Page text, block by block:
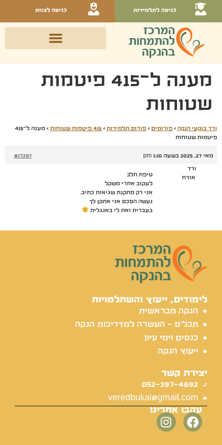
כניסה לתלמידות כניסה לצוות
מענה ל־415 פיטמות
שטוחות
ורד בוקעי הנקה › פורומים › פורום תלמידות › 415 פיטמות שטוחות ›
מענה ל־415
פיטמות שטוחות
מאי 27, 2025 בשעה 1:10 pm #17297
ורד
אורח
טיפת חלב
לעקוב אחרי משקל
אני רק מתקנת שגיאות כתיב.
נעשה הסכם אני אתקן לך
בעברית ואת לי באנגלית
לימודים, ייעוץ והשתלמויות
הנקה מבראשית
תכל'ס - העשרה למדריכות הנקה
כנסים וימי עיון
ייעוץ הנקה
יצירת קשר
052-397-4692
veredbukai@gmail.com
עקבו אחרינו